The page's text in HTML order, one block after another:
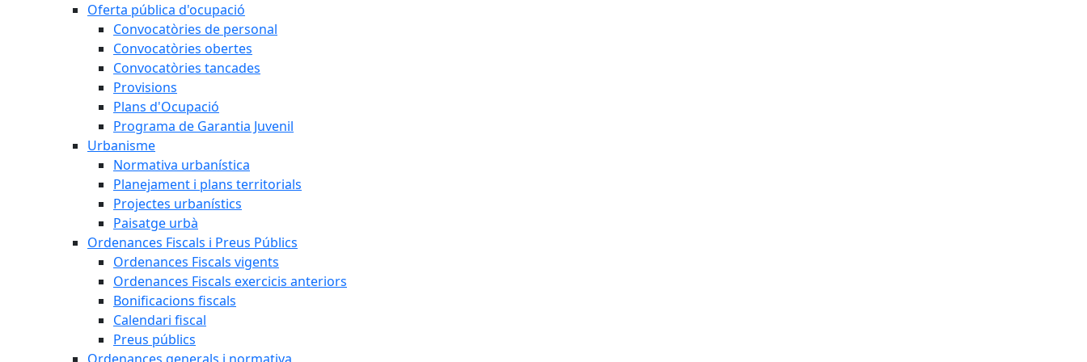
Oferta pública d'ocupació
Convocatòries de personal
Convocatòries obertes
Convocatòries tancades
Provisions
Plans d'Ocupació
Programa de Garantia Juvenil
Urbanisme
Normativa urbanística
Planejament i plans territorials
Projectes urbanístics
Paisatge urbà
Ordenances Fiscals i Preus Públics
Ordenances Fiscals vigents
Ordenances Fiscals exercicis anteriors
Bonificacions fiscals
Calendari fiscal
Preus públics